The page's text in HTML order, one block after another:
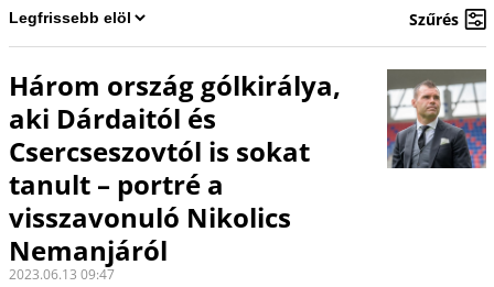
Szűrés
Három ország gólkirálya,
aki Dárdaitól és
Csercseszovtól is sokat
tanult – portré a
visszavonuló Nikolics
Nemanjáról
2023.06.13 09:47